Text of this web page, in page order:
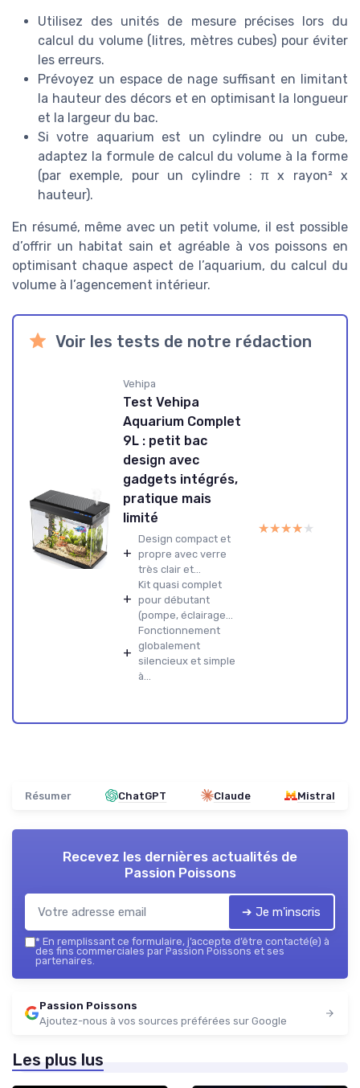
Utilisez des unités de mesure précises lors du
calcul du volume (litres, mètres cubes) pour éviter
les erreurs.
Prévoyez un espace de nage suffisant en limitant
la hauteur des décors et en optimisant la longueur
et la largeur du bac.
Si votre aquarium est un cylindre ou un cube,
adaptez la formule de calcul du volume à la forme
(par exemple, pour un cylindre : π x rayon² x
hauteur).
En résumé, même avec un petit volume, il est possible
d’offrir un habitat sain et agréable à vos poissons en
optimisant chaque aspect de l’aquarium, du calcul du
volume à l’agencement intérieur.
Voir les tests de notre rédaction
Vehipa
Test Vehipa
Aquarium Complet
9L : petit bac
design avec
gadgets intégrés,
pratique mais
limité
+
Design compact et
propre avec verre
très clair et...
+
Kit quasi complet
pour débutant
(pompe, éclairage...
+
Fonctionnement
globalement
silencieux et simple
à...
★★★★★
★★★★★
Résumer ChatGPT Claude Mistral
Recevez les dernières actualités de
Passion Poissons
➔ Je m'inscris
* En remplissant ce formulaire, j’accepte d’être contacté(e) à
des fins commerciales par Passion Poissons et ses
partenaires.
Passion Poissons
Ajoutez-nous à vos sources préférées sur Google
Les plus lus